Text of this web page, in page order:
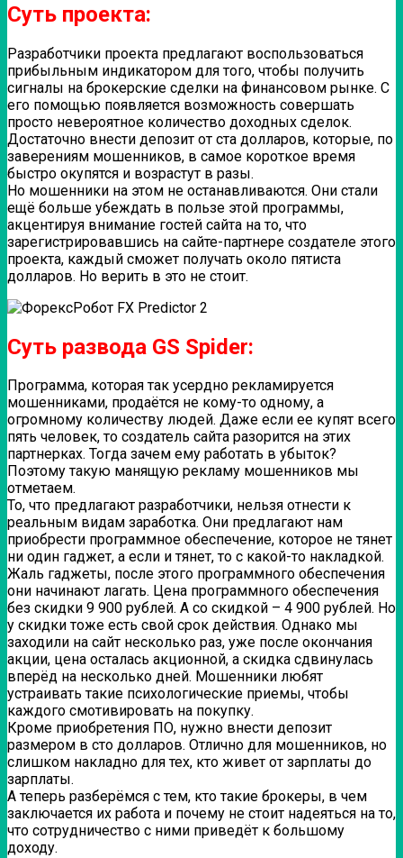
Суть проекта:
Разработчики проекта предлагают воспользоваться
прибыльным индикатором для того, чтобы получить
сигналы на брокерские сделки на финансовом рынке. С
его помощью появляется возможность совершать
просто невероятное количество доходных сделок.
Достаточно внести депозит от ста долларов, которые, по
заверениям мошенников, в самое короткое время
быстро окупятся и возрастут в разы.
Но мошенники на этом не останавливаются. Они стали
ещё больше убеждать в пользе этой программы,
акцентируя внимание гостей сайта на то, что
зарегистрировавшись на сайте-партнере создателе этого
проекта, каждый сможет получать около пятиста
долларов. Но верить в это не стоит.
Суть развода GS Spider:
Программа, которая так усердно рекламируется
мошенниками, продаётся не кому-то одному, а
огромному количеству людей. Даже если ее купят всего
пять человек, то создатель сайта разорится на этих
партнерках. Тогда зачем ему работать в убыток?
Поэтому такую манящую рекламу мошенников мы
отметаем.
То, что предлагают разработчики, нельзя отнести к
реальным видам заработка. Они предлагают нам
приобрести программное обеспечение, которое не тянет
ни один гаджет, а если и тянет, то с какой-то накладкой.
Жаль гаджеты, после этого программного обеспечения
они начинают лагать. Цена программного обеспечения
без скидки 9 900 рублей. А со скидкой – 4 900 рублей. Но
у скидки тоже есть свой срок действия. Однако мы
заходили на сайт несколько раз, уже после окончания
акции, цена осталась акционной, а скидка сдвинулась
вперёд на несколько дней. Мошенники любят
устраивать такие психологические приемы, чтобы
каждого смотивировать на покупку.
Кроме приобретения ПО, нужно внести депозит
размером в сто долларов. Отлично для мошенников, но
слишком накладно для тех, кто живет от зарплаты до
зарплаты.
А теперь разберёмся с тем, кто такие брокеры, в чем
заключается их работа и почему не стоит надеяться на то,
что сотрудничество с ними приведёт к большому
доходу.